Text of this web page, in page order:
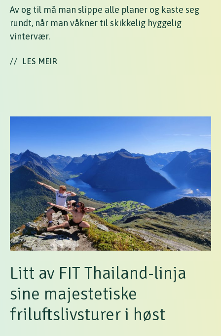
Av og til må man slippe alle planer og kaste seg
rundt, når man våkner til skikkelig hyggelig
vintervær.
// LES MEIR
Litt av FIT Thailand-linja
sine majestetiske
friluftslivsturer i høst